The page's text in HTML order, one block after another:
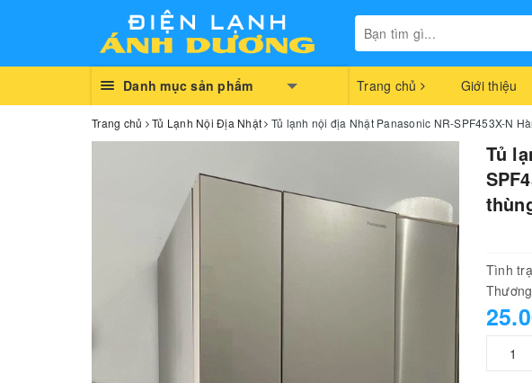
Danh mục sản phẩm Trang chủ Giới thiệu
Trang chủ Tủ Lạnh Nội Địa Nhật Tủ lạnh nội địa Nhật Panasonic NR-SPF453X-N
Tủ
Tình